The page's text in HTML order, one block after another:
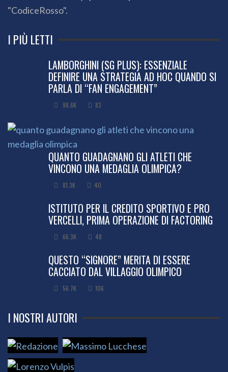
"CodiceRosso".
I PIÙ LETTI
LAMBORGHINI (SG PLUS): ESSENZIALE
DEFINIRE UNA STRATEGIA AD HOC QUANDO SI
PARLA DI “FAN ENGAGEMENT”
98.6K 83
QUANTO GUADAGNANO GLI ATLETI CHE
VINCONO UNA MEDAGLIA OLIMPICA?
81.3K 40
ISTITUTO PER IL CREDITO SPORTIVO E PRO
VERCELLI, PRIMA OPERAZIONE DI FACTORING
66.3K 48
QUESTO “SIGNORE” MERITA DI ESSERE
CACCIATO DAL VILLAGGIO OLIMPICO
56.7K 106
I NOSTRI AUTORI